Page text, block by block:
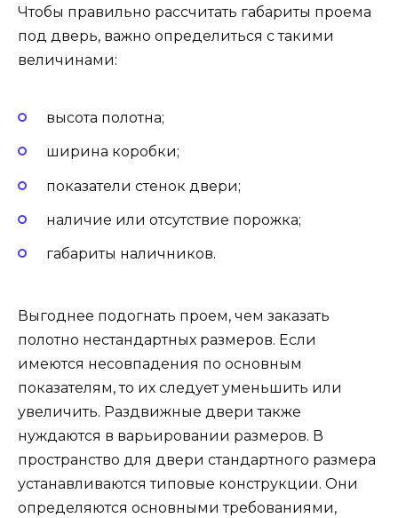
Чтобы правильно рассчитать габариты проема
под дверь, важно определиться с такими
величинами:
высота полотна;
ширина коробки;
показатели стенок двери;
наличие или отсутствие порожка;
габариты наличников.
Выгоднее подогнать проем, чем заказать
полотно нестандартных размеров. Если
имеются несовпадения по основным
показателям, то их следует уменьшить или
увеличить. Раздвижные двери также
нуждаются в варьировании размеров. В
пространство для двери стандартного размера
устанавливаются типовые конструкции. Они
определяются основными требованиями,